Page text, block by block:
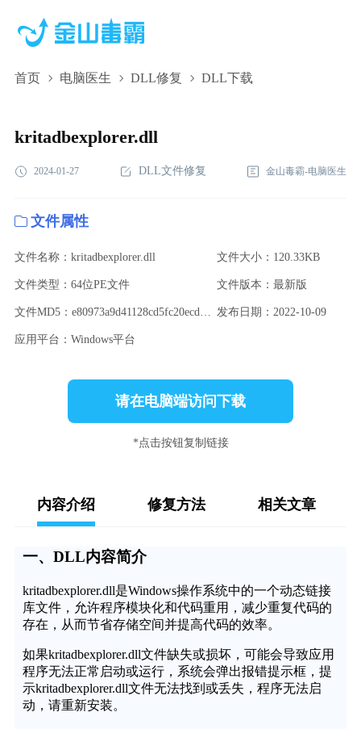
首页 电脑医生 DLL修复 DLL下载
kritadbexplorer.dll,kritadbexplorer.dll下载,kritadbexplorer.dll修复
kritadbexplorer.dll
2024-01-27 DLL文件修复 金山毒霸-电脑医生
文件属性
文件名称：kritadbexplorer.dll 文件大小：120.33KB
文件类型：64位PE文件 文件版本：最新版
文件MD5：e80973a9d41128cd5fc20ecda70b4f59 发布日期：2022-10-09
应用平台：Windows平台
请在电脑端访问下载
*点击按钮复制链接
内容介绍 修复方法 相关文章
一、DLL内容简介
kritadbexplorer.dll是Windows操作系统中的一个动态链接
库文件，允许程序模块化和代码重用，减少重复代码的
存在，从而节省存储空间并提高代码的效率。
如果kritadbexplorer.dll文件缺失或损坏，可能会导致应用
程序无法正常启动或运行，系统会弹出报错提示框，提
示kritadbexplorer.dll文件无法找到或丢失，程序无法启
动，请重新安装。